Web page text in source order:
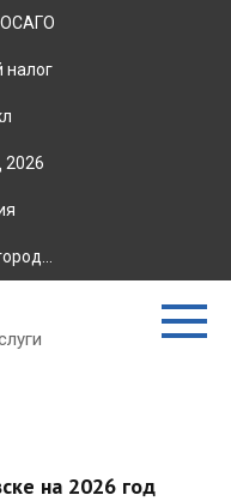
ОСАГО
налог
на 2026 год